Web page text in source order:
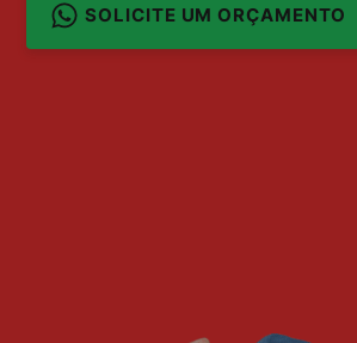
SOLICITE UM ORÇAMENTO